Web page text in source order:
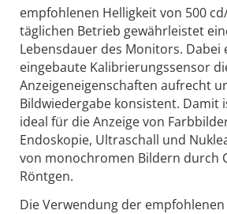
empfohlenen Helligkeit von 500
täglichen Betrieb gewährleistet
Lebensdauer des Monitors. Dabei
eingebaute Kalibrierungssensor
Anzeigeneigenschaften aufrecht
Bildwiedergabe konsistent. Damit
ideal für die Anzeige von
Endoskopie, Ultraschall und
von monochromen Bildern durch
Röntgen.
Die Verwendung der